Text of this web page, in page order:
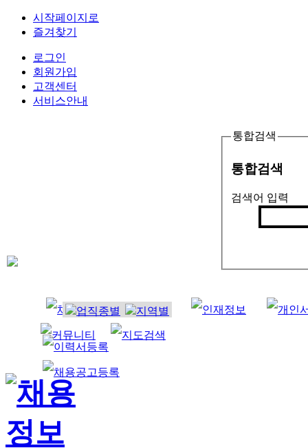
시작페이지로
즐겨찾기
로그인
회원가입
고객센터
서비스안내
통합검색
통합검색
검색어 입력